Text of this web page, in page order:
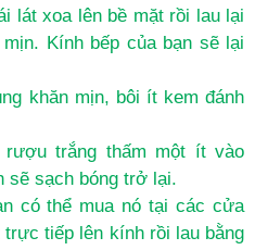
lát xoa lên bề mặt rồi lau lại
Kính bếp của bạn sẽ lại
khăn mịn, bôi ít kem đánh
trắng thấm một ít vào
sẽ sạch bóng trở lại.
có thể mua nó tại các cửa
tiếp lên kính rồi lau bằng